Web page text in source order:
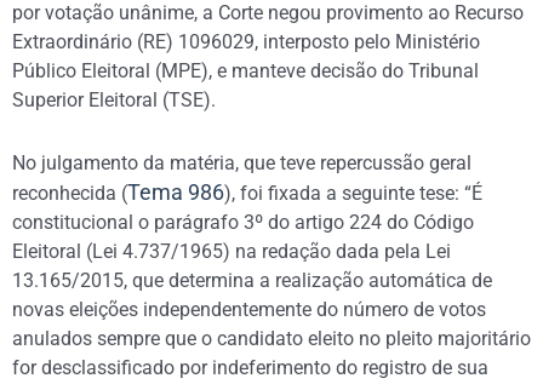
por votação unânime, a Corte negou provimento ao Recurso
Extraordinário (RE) 1096029, interposto pelo Ministério
Público Eleitoral (MPE), e manteve decisão do Tribunal
Superior Eleitoral (TSE).
No julgamento da matéria, que teve repercussão geral
reconhecida (Tema 986), foi fixada a seguinte tese: “É
constitucional o parágrafo 3º do artigo 224 do Código
Eleitoral (Lei 4.737/1965) na redação dada pela Lei
13.165/2015, que determina a realização automática de
novas eleições independentemente do número de votos
anulados sempre que o candidato eleito no pleito majoritário
for desclassificado por indeferimento do registro de sua